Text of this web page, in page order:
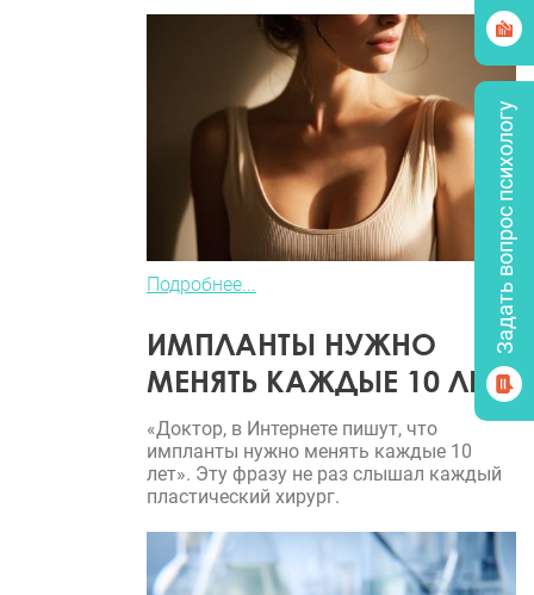
Подробнее...
ИМПЛАНТЫ НУЖНО
МЕНЯТЬ КАЖДЫЕ 10 ЛЕТ?
«Доктор, в Интернете пишут, что
импланты нужно менять каждые 10
лет». Эту фразу не раз слышал каждый
пластический хирург.
Задать вопрос психологу